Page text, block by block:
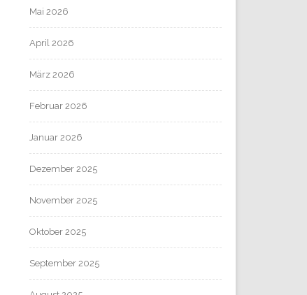
Mai 2026
April 2026
März 2026
Februar 2026
Januar 2026
Dezember 2025
November 2025
Oktober 2025
September 2025